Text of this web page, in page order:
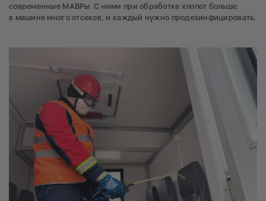
современные МАВРы. С ними при обработке хлопот больше:
в машине много отсеков, и каждый нужно продезинфицировать.